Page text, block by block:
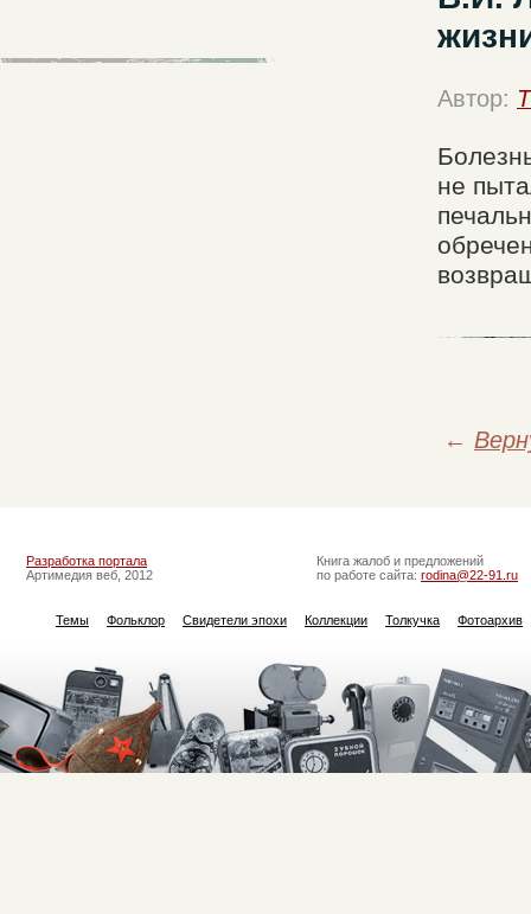
Автор:
не
←
Разработка портала
Артимедия веб, 2012
Книга жалоб и предложений
по работе сайта: rodina@22-91.ru
Темы Фольклор Свидетели эпохи Коллекции Толкучка Фотоархив